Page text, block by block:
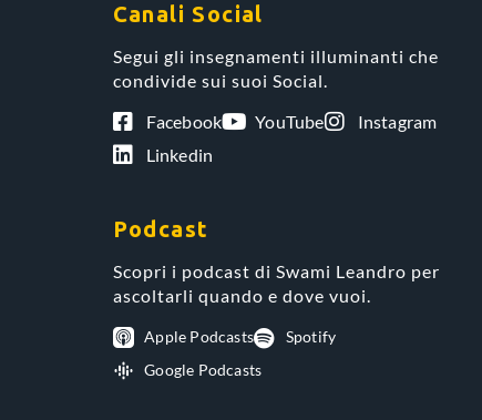
Canali Social
Segui gli insegnamenti illuminanti che
condivide sui suoi Social.
Facebook
YouTube
Instagram
Linkedin
Podcast
Scopri i podcast di Swami Leandro per
ascoltarli quando e dove vuoi.
Apple Podcasts
Spotify
Google Podcasts